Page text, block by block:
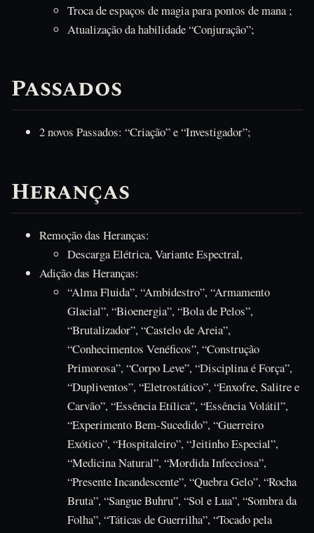
Troca de espaços de magia para pontos de mana ;
Atualização da habilidade “Conjuração”;
Passados
2 novos Passados: “Criação” e “Investigador”;
Heranças
Remoção das Heranças:
Descarga Elétrica, Variante Espectral,
Adição das Heranças:
“Alma Fluida”, “Ambidestro”, “Armamento
Glacial”, “Bioenergia”, “Bola de Pelos”,
“Brutalizador”, “Castelo de Areia”,
“Conhecimentos Venéficos”, “Construção
Primorosa”, “Corpo Leve”, “Disciplina é Força”,
“Dupliventos”, “Eletrostático”, “Enxofre, Salitre e
Carvão”, “Essência Etílica”, “Essência Volátil”,
“Experimento Bem-Sucedido”, “Guerreiro
Exótico”, “Hospitaleiro”, “Jeitinho Especial”,
“Medicina Natural”, “Mordida Infecciosa”,
“Presente Incandescente”, “Quebra Gelo”, “Rocha
Bruta”, “Sangue Buhru”, “Sol e Lua”, “Sombra da
Folha”, “Táticas de Guerrilha”, “Tocado pela